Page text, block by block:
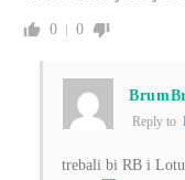
0 0
Reply to
trebali bi RB i